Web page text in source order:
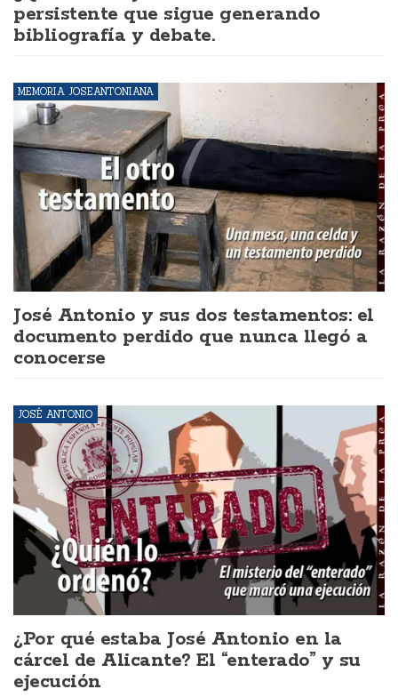
persistente que sigue generando
bibliografía y debate.
MEMORIA JOSEANTONIANA
José Antonio y sus dos testamentos: el
documento perdido que nunca llegó a
conocerse
JOSÉ ANTONIO
¿Por qué estaba José Antonio en la
cárcel de Alicante? El “enterado” y su
ejecución